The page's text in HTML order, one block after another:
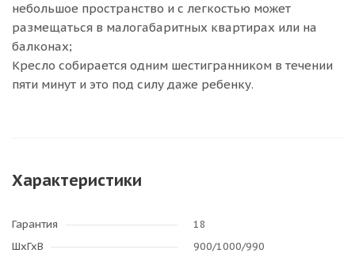
небольшое пространство и с легкостью может
размещаться в малогабаритных квартирах или на
балконах;
Кресло собирается одним шестигранником в течении
пяти минут и это под силу даже ребенку.
Характеристики
Гарантия
18
ШхГхВ
900/1000/990